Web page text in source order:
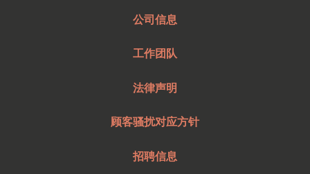
公司信息
工作团队
法律声明
顾客骚扰对应方针
招聘信息